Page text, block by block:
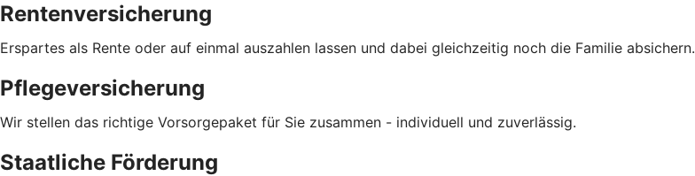
Rentenversicherung
Erspartes als Rente oder auf einmal auszahlen lassen und dabei gleichzeitig noch die Familie absichern.
Pflegeversicherung
Wir stellen das richtige Vorsorgepaket für Sie zusammen - individuell und zuverlässig.
Staatliche Förderung